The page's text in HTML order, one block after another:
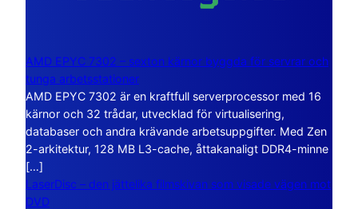
AMD EPYC 7302 – sexton kärnor byggda för servrar och
tunga arbetsstationer
AMD EPYC 7302 är en kraftfull serverprocessor med 16
kärnor och 32 trådar, utvecklad för virtualisering,
databaser och andra krävande arbetsuppgifter. Med Zen
2-arkitektur, 128 MB L3-cache, åttakanaligt DDR4-minne
[…]
LaserDisc – den jättelika filmskivan som visade vägen mot
DVD